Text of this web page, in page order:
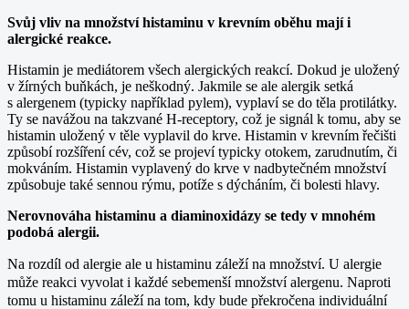
Svůj vliv na množství histaminu v krevním oběhu mají i
alergické reakce.
Histamin je mediátorem všech alergických reakcí. Dokud je uložený
v žírných buňkách, je neškodný. Jakmile se ale alergik setká
s alergenem (typicky například pylem), vyplaví se do těla protilátky.
Ty se navážou na takzvané H-receptory, což je signál k tomu, aby se
histamin uložený v těle vyplavil do krve. Histamin v krevním řečišti
způsobí rozšíření cév, což se projeví typicky otokem, zarudnutím, či
mokváním. Histamin vyplavený do krve v nadbytečném množství
způsobuje také sennou rýmu, potíže s dýcháním, či bolesti hlavy.
Nerovnováha histaminu a diaminoxidázy se tedy v mnohém
podobá alergii.
Na rozdíl od alergie ale u histaminu záleží na množství. U alergie
může reakci vyvolat i každé sebemenší množství alergenu. Naproti
tomu u histaminu záleží na tom, kdy bude překročena individuální